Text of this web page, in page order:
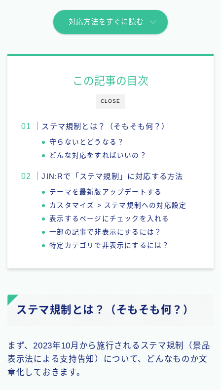
対応方法をすぐに読む
CLOSE
この記事の目次
ステマ規制とは？（そもそも何？）
守らないとどうなる？
どんな対応をすればいいの？
JIN:Rで「ステマ規制」に対応する方法
テーマを最新版アップデートする
カスタマイズ > ステマ規制への対応設定
表示するページにチェックを入れる
一部の記事で非表示にするには？
特定カテゴリで非表示にするには？
ステマ規制とは？（そもそも何？）
まず、2023年10月から施行されるステマ規制（景品
表示法による支持告知）について、どんなものか文
章化しておきます。